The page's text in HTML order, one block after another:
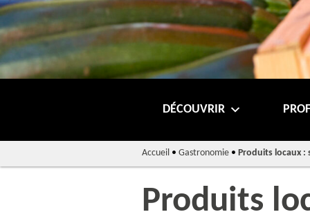
DÉCOUVRIR
Accueil • Gastronomie• Produits locaux :
Produits